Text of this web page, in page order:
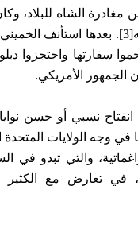
مطلع شباط 1979، بعد أسبوعين من مغادرة
[3]. بعدها استأنف
سفارتها واحتجزوا
نسبي أو حسن
في وجه الولايات
والتي تبدو في
في تعارض مع الكثير